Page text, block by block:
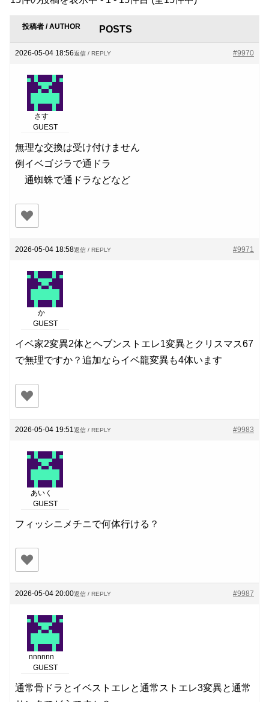
投稿者 / AUTHOR POSTS
2026-05-04 18:56 #9970
返信 / REPLY
さす
GUEST
無理な交換は受け付けません
例イベゴジラで通ドラ
通蜘蛛で通ドラなどなど
2026-05-04 18:58 #9971
返信 / REPLY
か
GUEST
イベ家2変異2体とヘブンストエレ1変異とクリスマス67
で無理ですか？追加ならイベ龍変異も4体います
2026-05-04 19:51 #9983
返信 / REPLY
あいく
GUEST
フィッシニメチニで何体行ける？
2026-05-04 20:00 #9987
返信 / REPLY
nnnnnn
GUEST
通常骨ドラとイベストエレと通常ストエレ3変異と通常